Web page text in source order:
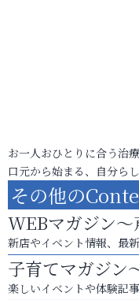
お一人おひとりに合う治
口元から始まる、自分ら
その他の
WEBマガジン
新店やイベント情報、最
子育てマガジン
楽しいイベントや体験記事